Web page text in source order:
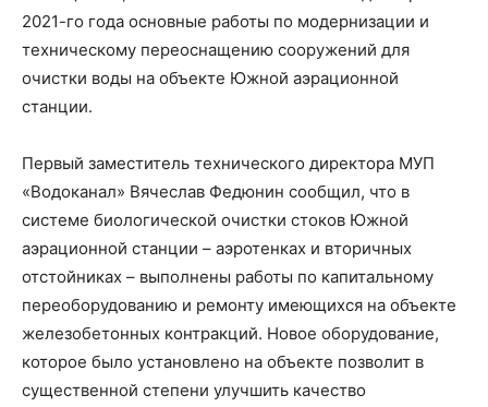
2021-го года основные работы по модернизации и
техническому переоснащению сооружений для
очистки воды на объекте Южной аэрационной
станции.
Первый заместитель технического директора МУП
«Водоканал» Вячеслав Федюнин сообщил, что в
системе биологической очистки стоков Южной
аэрационной станции – аэротенках и вторичных
отстойниках – выполнены работы по капитальному
переоборудованию и ремонту имеющихся на объекте
железобетонных контракций. Новое оборудование,
которое было установлено на объекте позволит в
существенной степени улучшить качество